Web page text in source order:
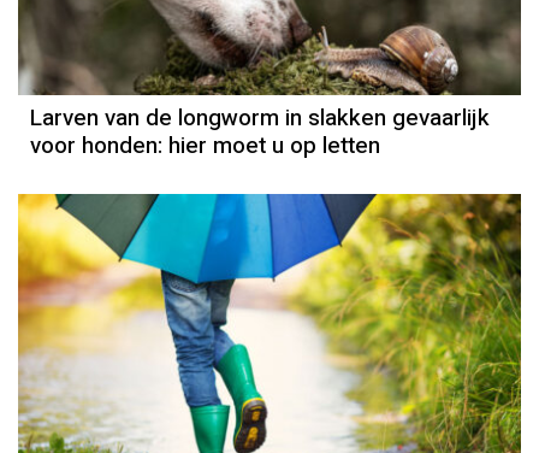
Larven van de longworm in slakken gevaarlijk
voor honden: hier moet u op letten
Het weer
Grieta Spannenburg